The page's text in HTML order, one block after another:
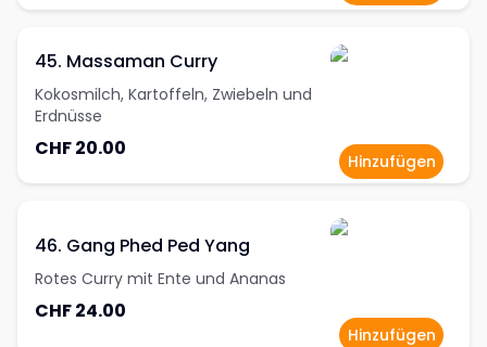
45. Massaman Curry
Kokosmilch, Kartoffeln, Zwiebeln und
Erdnüsse
CHF 20.00
Hinzufügen
46. Gang Phed Ped Yang
Rotes Curry mit Ente und Ananas
CHF 24.00
Hinzufügen